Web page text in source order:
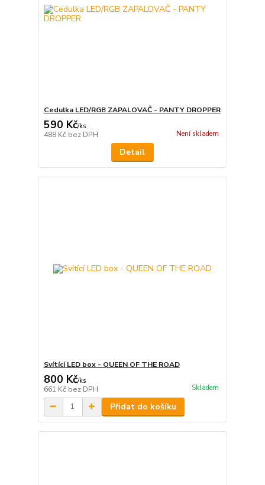
Cedulka LED/RGB ZAPALOVAČ - PANTY DROPPER
590 Kč/ks
488 Kč bez DPH Není skladem
Detail
Svítící LED box - QUEEN OF THE ROAD
800 Kč/ks
661 Kč bez DPH Skladem
Přidat do košíku